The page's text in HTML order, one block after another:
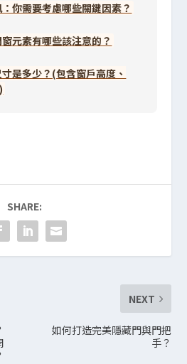
你需要考慮哪些關鍵因素？
元素有哪些該注意的？
是多少？(包含窗戶高度、
SHARE:
NEXT
如何打造完美隱藏門與門把
手？